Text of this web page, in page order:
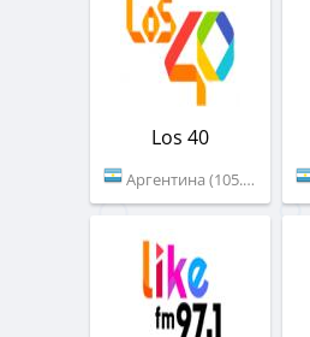
Los 40
Аргентина (105.5 FM)